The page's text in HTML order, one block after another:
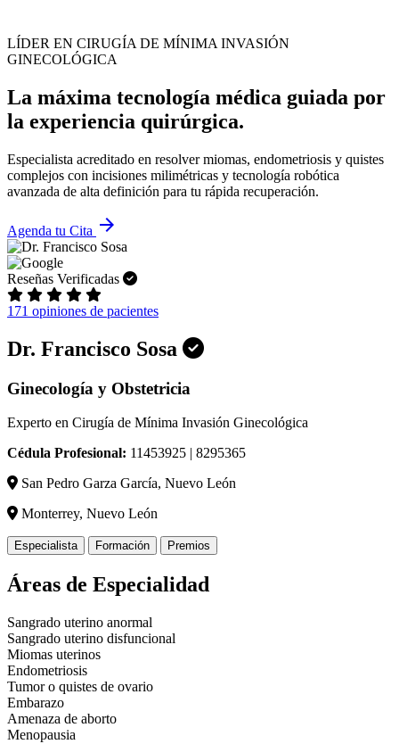
LÍDER EN CIRUGÍA DE MÍNIMA INVASIÓN
GINECOLÓGICA
La máxima tecnología médica guiada por
la experiencia quirúrgica.
Especialista acreditado en resolver miomas, endometriosis y quistes
complejos con incisiones milimétricas y tecnología robótica
avanzada de alta definición para tu rápida recuperación.
Agenda tu Cita arrow_forward
Reseñas Verificadas
171 opiniones de pacientes
Dr. Francisco Sosa
Ginecología y Obstetricia
Experto en Cirugía de Mínima Invasión Ginecológica
Cédula Profesional: 11453925 | 8295365
San Pedro Garza García, Nuevo León
Monterrey, Nuevo León
Especialista Formación Premios
Áreas de Especialidad
Sangrado uterino anormal
Sangrado uterino disfuncional
Miomas uterinos
Endometriosis
Tumor o quistes de ovario
Embarazo
Amenaza de aborto
Menopausia